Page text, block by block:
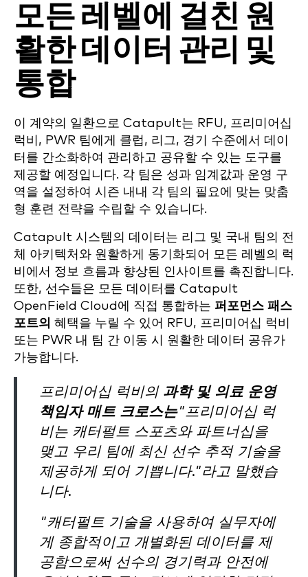
모든 레벨에 걸친 원
활한 데이터 관리 및
통합
이 계약의 일환으로 Catapult는 RFU, 프리미어십
럭비, PWR 팀에게 클럽, 리그, 경기 수준에서 데이
터를 간소화하여 관리하고 공유할 수 있는 도구를
제공할 예정입니다. 각 팀은 성과 임계값과 운영 구
역을 설정하여 시즌 내내 각 팀의 필요에 맞는 맞춤
형 훈련 전략을 수립할 수 있습니다.
Catapult 시스템의 데이터는 리그 및 국내 팀의 전
체 아키텍처와 원활하게 동기화되어 모든 레벨의 럭
비에서 정보 흐름과 향상된 인사이트를 촉진합니다.
또한, 선수들은 모든 데이터를 Catapult
OpenField Cloud에 직접 통합하는 퍼포먼스 패스
포트의 혜택을 누릴 수 있어 RFU, 프리미어십 럭비
또는 PWR 내 팀 간 이동 시 원활한 데이터 공유가
가능합니다.
프리미어십 럭비의 과학 및 의료 운영
책임자 매트 크로스는"프리미어십 럭
비는 캐터펄트 스포츠와 파트너십을
맺고 우리 팀에 최신 선수 추적 기술을
제공하게 되어 기쁩니다."라고 말했습
니다.
"캐터펄트 기술을 사용하여 실무자에
게 종합적이고 개별화된 데이터를 제
공함으로써 선수의 경기력과 안전에